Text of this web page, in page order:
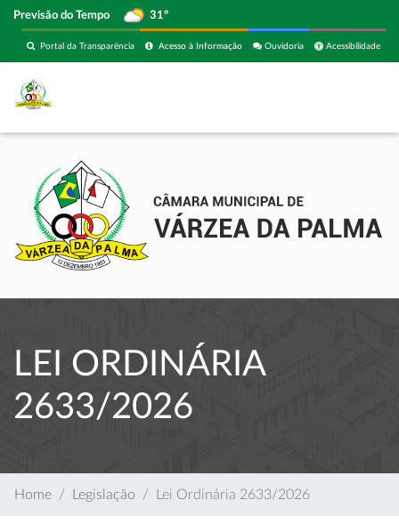
Previsão do Tempo 31º
Acessibilidade
Ouvidoria
Acesso à Informação
Portal da Transparência
LEI ORDINÁRIA
2633/2026
Home Legislação Lei Ordinária 2633/2026